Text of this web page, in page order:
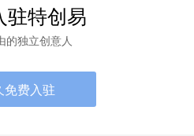
驻特创易
的独立创意人
免费入驻